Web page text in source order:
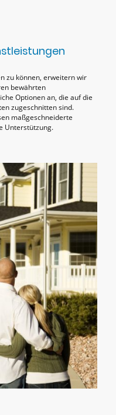
zu können, erweitern wir
bewährten
Optionen an, die auf die
zugeschnitten sind.
maßgeschneiderte
Unterstützung.